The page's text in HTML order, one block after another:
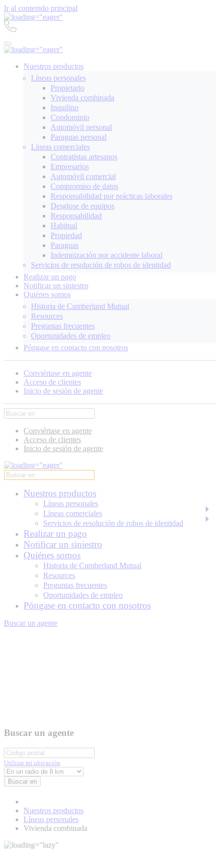
Ir al contenido principal
Nuestros productos
Líneas personales
Propietario
Vivienda combinada
Inquilino
Condominio
Automóvil personal
Paraguas personal
Líneas comerciales
Contratistas artesanos
Empresarios
Automóvil comercial
Compromiso de datos
Responsabilidad por prácticas laborales
Desglose de equipos
Responsabilidad
Habitual
Propiedad
Paraguas
Indemnización por accidente laboral
Servicios de resolución de robos de identidad
Realizar un pago
Notificar un siniestro
Quiénes somos
Historia de Cumberland Mutual
Resources
Preguntas frecuentes
Oportunidades de empleo
Póngase en contacto con nosotros
Conviértase en agente
Acceso de clientes
Inicio de sesión de agente
Conviértase en agente
Acceso de clientes
Inicio de sesión de agente
Nuestros productos
Líneas personales
Líneas comerciales
Servicios de resolución de robos de identidad
Realizar un pago
Notificar un siniestro
Quiénes somos
Historia de Cumberland Mutual
Resources
Preguntas frecuentes
Oportunidades de empleo
Póngase en contacto con nosotros
Buscar un agente
Buscar un agente
Utilizar mi ubicación
Buscar en
Nuestros productos
Líneas personales
Vivienda combinada